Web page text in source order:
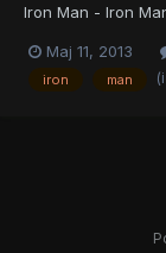
Iron Man - Iron
gorsze, ale
zabrać się za
Maj 11, 2013
iron man